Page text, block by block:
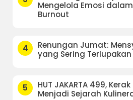
Mengelola Emosi
Burnout
4
Renungan Jumat:
yang Sering Terlupakan
5
HUT JAKARTA 499,
Menjadi Sejarah